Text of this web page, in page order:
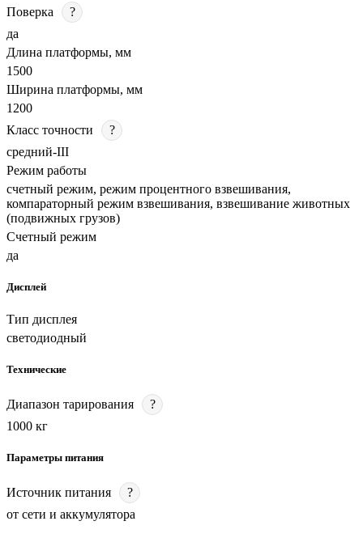
Поверка
?
да
Длина платформы, мм
1500
Ширина платформы, мм
1200
Класс точности
?
средний-III
Режим работы
счетный режим, режим процентного взвешивания,
компараторный режим взвешивания, взвешивание животных
(подвижных грузов)
Счетный режим
да
Дисплей
Тип дисплея
светодиодный
Технические
Диапазон тарирования
?
1000 кг
Параметры питания
Источник питания
?
от сети и аккумулятора